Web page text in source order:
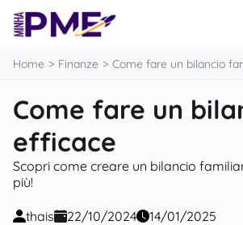
contenuto
Home Finanze Come fare un bilancio
Come fare un
efficace
Scopri come creare un bilancio
più!
thais 22/10/2024 14/01/2025